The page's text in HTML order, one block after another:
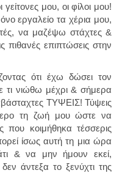
μου, οι φίλοι μου!
εργαλείο τα χέρια μου,
να μαζέψω στάχτες &
πιθανές επιπτώσεις στην
ότι έχω δώσει τον
τι νιώθω μέχρι & σήμερα
ΤΥΨΕΙΣ! Τύψεις
τη ζωή μου ώστε να
κοιμήθηκα τέσσερις
ίσως αυτή τη μια ώρα
& να μην ήμουν εκεί,
άντεξα το ξενύχτι της